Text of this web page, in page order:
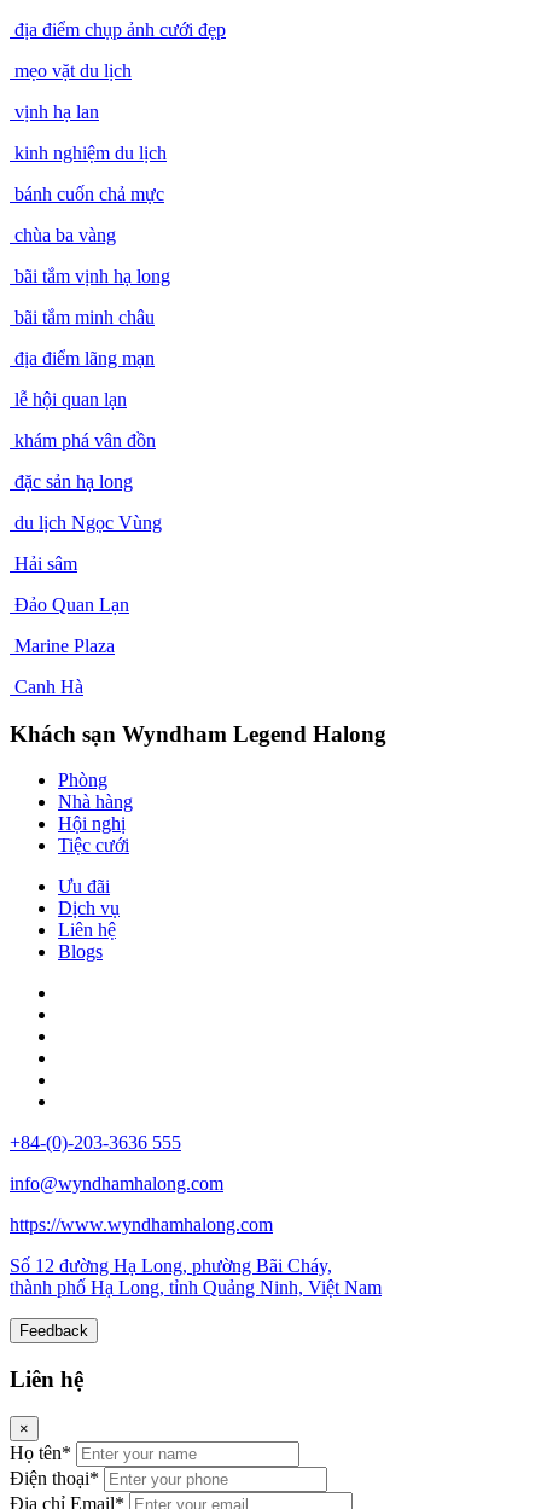
địa điểm chụp ảnh cưới đẹp
mẹo vặt du lịch
vịnh hạ lan
kinh nghiệm du lịch
bánh cuốn chả mực
chùa ba vàng
bãi tắm vịnh hạ long
bãi tắm minh châu
địa điểm lãng mạn
lễ hội quan lạn
khám phá vân đồn
đặc sản hạ long
du lịch Ngọc Vùng
Hải sâm
Đảo Quan Lạn
Marine Plaza
Canh Hà
Khách sạn Wyndham Legend Halong
Phòng
Nhà hàng
Hội nghị
Tiệc cưới
Ưu đãi
Dịch vụ
Liên hệ
Blogs
+84-(0)-203-3636 555
info@wyndhamhalong.com
https://www.wyndhamhalong.com
Số 12 đường Hạ Long, phường Bãi Cháy,
thành phố Hạ Long, tỉnh Quảng Ninh, Việt Nam
Feedback
Liên hệ
×
Họ tên*
Điện thoại*
Địa chỉ Email*